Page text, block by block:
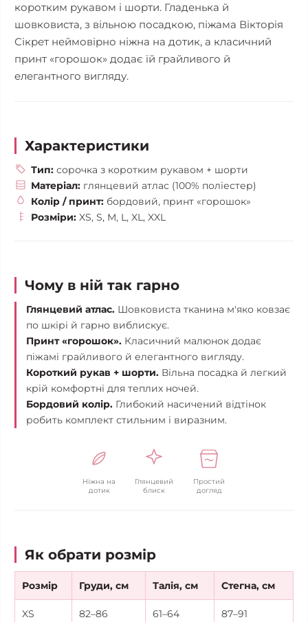
коротким рукавом і шорти. Гладенька й
шовковиста, з вільною посадкою, піжама Вікторія
Сікрет неймовірно ніжна на дотик, а класичний
принт «горошок» додає їй грайливого й
елегантного вигляду.
Характеристики
Тип: сорочка з коротким рукавом + шорти
Матеріал: глянцевий атлас (100% поліестер)
Колір / принт: бордовий, принт «горошок»
Розміри: XS, S, M, L, XL, XXL
Чому в ній так гарно
Глянцевий атлас. Шовковиста тканина м'яко ковзає
по шкірі й гарно виблискує.
Принт «горошок». Класичний малюнок додає
піжамі грайливого й елегантного вигляду.
Короткий рукав + шорти. Вільна посадка й легкий
крій комфортні для теплих ночей.
Бордовий колір. Глибокий насичений відтінок
робить комплект стильним і виразним.
Ніжна на
дотик
Глянцевий
блиск
Простий
догляд
Як обрати розмір
Розмір Груди, см Талія, см Стегна, см
XS 82–86 61–64 87–91